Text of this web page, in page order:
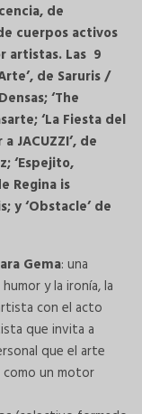
de
cuerpos activos
artistas. Las 9
de Saruris /
‘The
‘La Fiesta del
JACUZZI’, de
‘Espejito,
Regina is
y ‘Obstacle’ de
Gema: una
y la ironía, la
con el acto
que invita a
que el arte
un motor